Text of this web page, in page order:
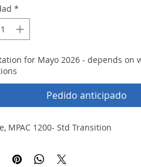
*
for Mayo 2026 - depends on
Pedido anticipado
MPAC 1200- Std Transition